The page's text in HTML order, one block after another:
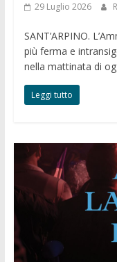
29 Luglio 2026
SANT’ARPINO.
più ferma e
nella mattinata di
Leggi tutto